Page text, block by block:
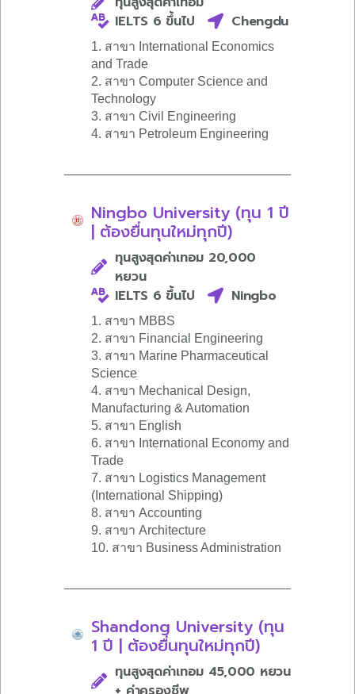
IELTS 6 ขึ้นไป
Chengdu
1. สาขา International Economics
and Trade
2. สาขา Computer Science and
Technology
3. สาขา Civil Engineering
4. สาขา Petroleum Engineering
Ningbo University (ทุน 1 ปี
| ต้องยื่นทุนใหม่ทุกปี)
ทุนสูงสุดค่าเทอม 20,000
หยวน
IELTS 6 ขึ้นไป
Ningbo
1. สาขา MBBS
2. สาขา Financial Engineering
3. สาขา Marine Pharmaceutical
Science
4. สาขา Mechanical Design,
Manufacturing & Automation
5. สาขา English
6. สาขา International Economy and
Trade
7. สาขา Logistics Management
(International Shipping)
8. สาขา Accounting
9. สาขา Architecture
10. สาขา Business Administration
Shandong University (ทุน
1 ปี | ต้องยื่นทุนใหม่ทุกปี)
ทุนสูงสุดค่าเทอม 45,000 หยวน